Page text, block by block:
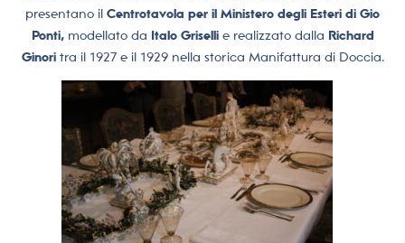
presentano il Centrotavola per il Ministero degli Esteri di Gio
Ponti, modellato da Italo Griselli e realizzato dalla Richard
Ginori tra il 1927 e il 1929 nella storica Manifattura di Doccia.